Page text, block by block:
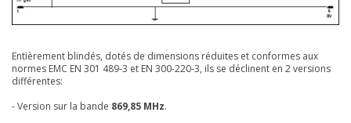
Entièrement blindés, dotés de dimensions réduites et conformes aux
normes EMC EN 301 489-3 et EN 300-220-3, ils se déclinent en 2 versions
différentes:
- Version sur la bande 869,85 MHz.